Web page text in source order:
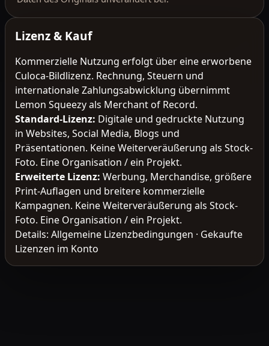
Lizenz & Kauf
Kommerzielle Nutzung erfolgt über eine erworbene
Culoca-Bildlizenz. Rechnung, Steuern und
internationale Zahlungsabwicklung übernimmt
Lemon Squeezy als Merchant of Record.
Standard-Lizenz: Digitale und gedruckte Nutzung
in Websites, Social Media, Blogs und
Präsentationen. Keine Weiterveräußerung als Stock-
Foto. Eine Organisation / ein Projekt.
Erweiterte Lizenz: Werbung, Merchandise, größere
Print-Auflagen und breitere kommerzielle
Kampagnen. Keine Weiterveräußerung als Stock-
Foto. Eine Organisation / ein Projekt.
Details: Allgemeine Lizenzbedingungen · Gekaufte
Lizenzen im Konto